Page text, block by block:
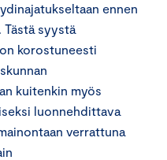
ennen
syystä
korostuneesti
kuitenkin myös
luonnehdittava
verrattuna